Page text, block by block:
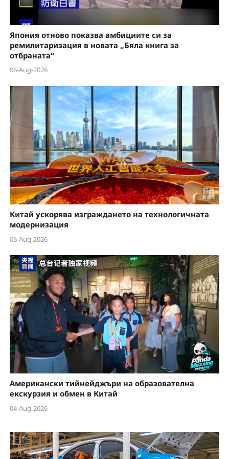
e
o
Япония отново показва амбициите си за
ремилитаризация в новата „Бяла книга за
отбраната“
06-Aug-2026
Китай ускорява изграждането на технологичната
модернизация
05-Aug-2026
Американски тийнейджъри на образователна
екскурзия и обмен в Китай
04-Aug-2026